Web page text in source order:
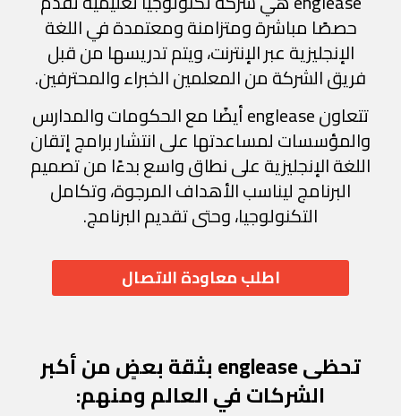
حصصًا مباشرة ومتزامنة ومعتمدة في اللغة
الإنجليزية عبر الإنترنت، ويتم تدريسها من قبل
فريق الشركة من المعلمين الخبراء والمحترفين.
تتعاون englease أيضًا مع الحكومات والمدارس
والمؤسسات لمساعدتها على انتشار برامج إتقان
اللغة الإنجليزية على نطاق واسع بدءًا من تصميم
البرنامج ليناسب الأهداف المرجوة، وتكامل
التكنولوجيا، وحتى تقديم البرنامج.
اطلب معاودة الاتصال
تحظى englease بثقة بعضٍ من أكبر
الشركات في العالم ومنهم: